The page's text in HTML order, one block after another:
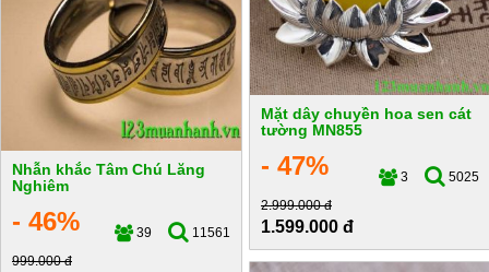
Mặt dây chuyền hoa sen cát
tường MN855
- 47% 3
5025
2.999.000 đ
1.599.000 đ
Nhẫn khắc Tâm Chú Lăng
Nghiêm
- 46% 39
11561
999.000 đ